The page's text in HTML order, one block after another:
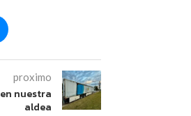
proximo
nuestra
aldea